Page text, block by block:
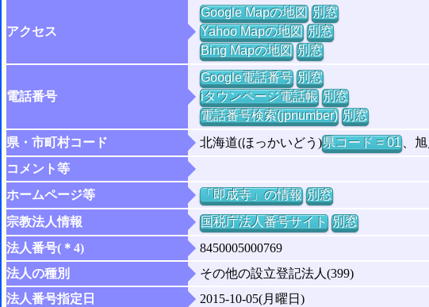
アクセス
Google Mapの地図 別窓
Yahoo Mapの地図 別窓
Bing Mapの地図 別窓
電話番号
Google電話番号 別窓
iタウンページ電話帳 別窓
電話番号検索(jpnumber) 別窓
県・市町村コード
北海道(ほっかいどう)県コード = 01、
コメント等
ホームページ等
「即成寺」の情報 別窓
宗教法人情報
国税庁法人番号サイト 別窓
法人番号(＊4)
8450005000769
法人の種別
その他の設立登記法人(399)
法人番号指定日
2015-10-05(月曜日)